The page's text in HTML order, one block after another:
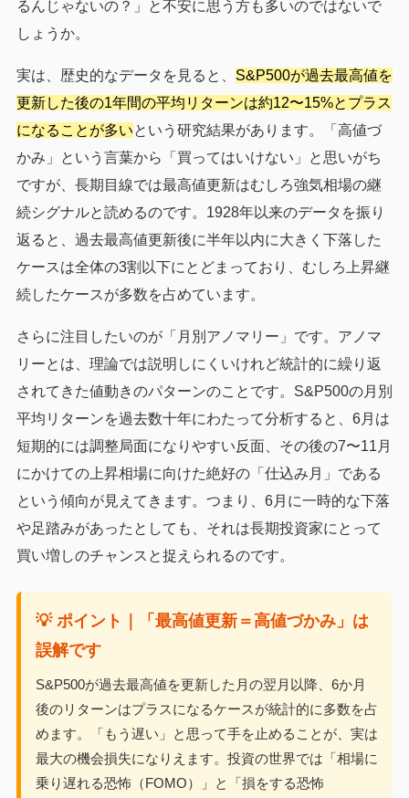
るんじゃないの？」と不安に思う方も多いのではないで
しょうか。
実は、歴史的なデータを見ると、 S&P500が過去最高値を
更新した後の1年間の平均リターンは約12〜15%とプラス
になることが多いという研究結果があります。「高値づ
かみ」という言葉から「買ってはいけない」と思いがち
ですが、長期目線では最高値更新はむしろ強気相場の継
続シグナルと読めるのです。1928年以来のデータを振り
返ると、過去最高値更新後に半年以内に大きく下落した
ケースは全体の3割以下にとどまっており、むしろ上昇継
続したケースが多数を占めています。
さらに注目したいのが「月別アノマリー」です。アノマ
リーとは、理論では説明しにくいけれど統計的に繰り返
されてきた値動きのパターンのことです。S&P500の月別
平均リターンを過去数十年にわたって分析すると、6月は
短期的には調整局面になりやすい反面、その後の7〜11月
にかけての上昇相場に向けた絶好の「仕込み月」である
という傾向が見えてきます。つまり、6月に一時的な下落
や足踏みがあったとしても、それは長期投資家にとって
買い増しのチャンスと捉えられるのです。
💡 ポイント｜「最高値更新＝高値づかみ」は
誤解です
S&P500が過去最高値を更新した月の翌月以降、6か月
後のリターンはプラスになるケースが統計的に多数を占
めます。「もう遅い」と思って手を止めることが、実は
最大の機会損失になりえます。投資の世界では「相場に
乗り遅れる恐怖（FOMO）」と「損をする恐怖